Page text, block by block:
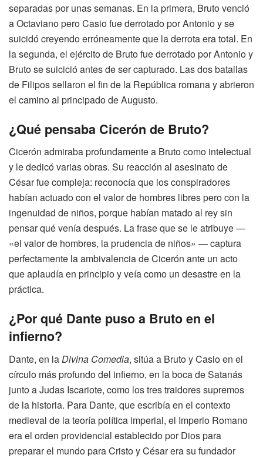
separadas por unas semanas. En la primera, Bruto venció
a Octaviano pero Casio fue derrotado por Antonio y se
suicidó creyendo erróneamente que la derrota era total. En
la segunda, el ejército de Bruto fue derrotado por Antonio y
Bruto se suicició antes de ser capturado. Las dos batallas
de Filipos sellaron el fin de la República romana y abrieron
el camino al principado de Augusto.
¿Qué pensaba Cicerón de Bruto?
Cicerón admiraba profundamente a Bruto como intelectual
y le dedicó varias obras. Su reacción al asesinato de
César fue compleja: reconocía que los conspiradores
habían actuado con el valor de hombres libres pero con la
ingenuidad de niños, porque habían matado al rey sin
pensar qué venía después. La frase que se le atribuye —
«el valor de hombres, la prudencia de niños» — captura
perfectamente la ambivalencia de Cicerón ante un acto
que aplaudía en principio y veía como un desastre en la
práctica.
¿Por qué Dante puso a Bruto en el
infierno?
Dante, en laDivina Comedia, sitúa a Bruto y Casio en el
círculo más profundo del infierno, en la boca de Satanás
junto a Judas Iscariote, como los tres traidores supremos
de la historia. Para Dante, que escribía en el contexto
medieval de la teoría política imperial, el Imperio Romano
era el orden providencial establecido por Dios para
preparar el mundo para Cristo y César era su fundador